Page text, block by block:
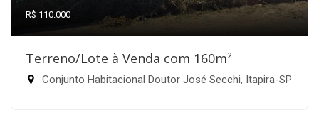
R$ 110.000
Terreno/Lote à Venda com 160m²
Conjunto Habitacional Doutor José Secchi, Itapira-SP